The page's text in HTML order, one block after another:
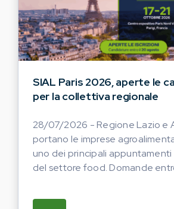
SIAL Paris 2026, aperte le
per la collettiva regionale
28/07/2026 - Regione Lazio e
portano le imprese
uno dei principali
del settore food. Domande